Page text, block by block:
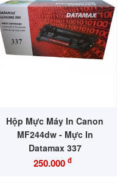
Hộp Mực Máy In Canon
MF244dw - Mực In
Datamax 337
250.000 đ